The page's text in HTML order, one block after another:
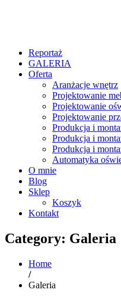
Reportaż
GALERIA
Oferta
Aranżacje wnętrz
Projektowanie
Projektowanie
Projektowanie
Produkcja i
Produkcja i
Produkcja i
Automatyka
O mnie
Blog
Sklep
Koszyk
Kontakt
Category: Galeria
Home
/
Galeria